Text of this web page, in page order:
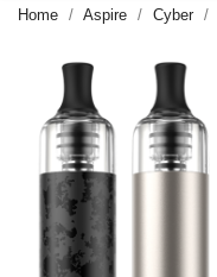
Home Aspire Cyber